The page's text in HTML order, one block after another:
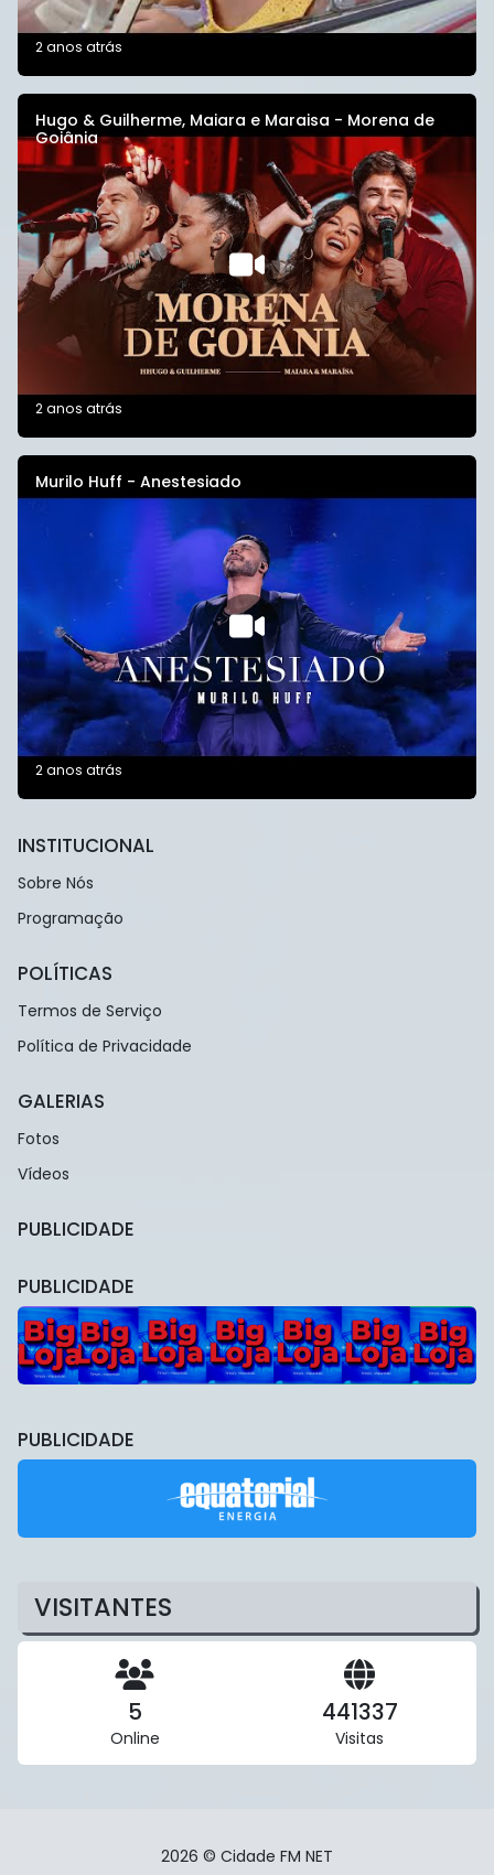
2 anos atrás
Hugo & Guilherme, Maiara e Maraisa - Morena de
Goiânia
2 anos atrás
Murilo Huff - Anestesiado
2 anos atrás
INSTITUCIONAL
Sobre Nós
Programação
POLÍTICAS
Termos de Serviço
Política de Privacidade
GALERIAS
Fotos
Vídeos
PUBLICIDADE
PUBLICIDADE
PUBLICIDADE
VISITANTES
5
Online
441337
Visitas
2026 © Cidade FM NET